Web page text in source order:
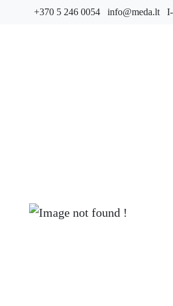
+370 5 246 0054 info@meda.lt